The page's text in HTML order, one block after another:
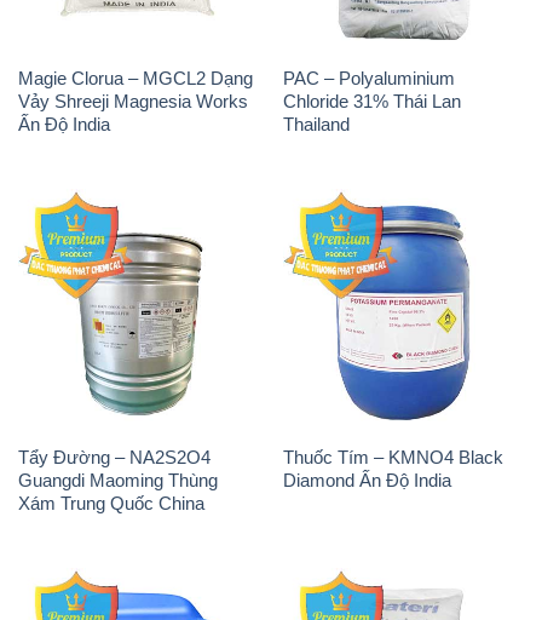
Magie Clorua – MGCL2 Dạng
Vảy Shreeji Magnesia Works
Ấn Độ India
PAC – Polyaluminium
Chloride 31% Thái Lan
Thailand
Tẩy Đường – NA2S2O4
Guangdi Maoming Thùng
Xám Trung Quốc China
Thuốc Tím – KMNO4 Black
Diamond Ấn Độ India